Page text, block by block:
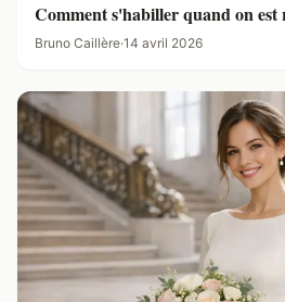
Comment s'habiller quand on est
Bruno Caillère·14 avril 2026